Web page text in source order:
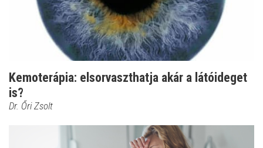
Kemoterápia: elsorvaszthatja akár a látóideget
is?
Dr. Őri Zsolt